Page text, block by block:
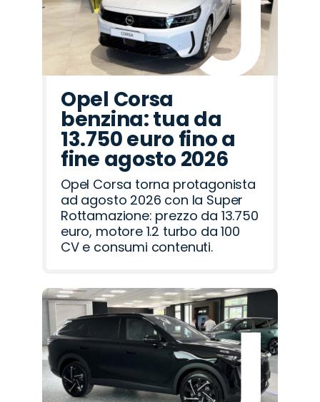
Opel Corsa
benzina: tua da
13.750 euro fino a
fine agosto 2026
Opel Corsa torna protagonista
ad agosto 2026 con la Super
Rottamazione: prezzo da 13.750
euro, motore 1.2 turbo da 100
CV e consumi contenuti.